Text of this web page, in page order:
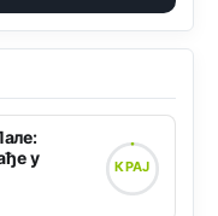
у
КРАЈ